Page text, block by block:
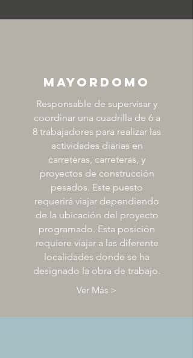
MAYORDOMO
Responsable de supervisar y
coordinar una cuadrilla de 6 a
8 trabajadores para realizar las
actividades diarias en
carreteras, carreteras, y
proyectos de construcción
pesados. Este puesto
requerirá viajar dependiendo
de la ubicación del proyecto
programado. Esta posición
requiere viajar a las diferente
localidades donde se ha
designado la obra de trabajo.
Ver Más >